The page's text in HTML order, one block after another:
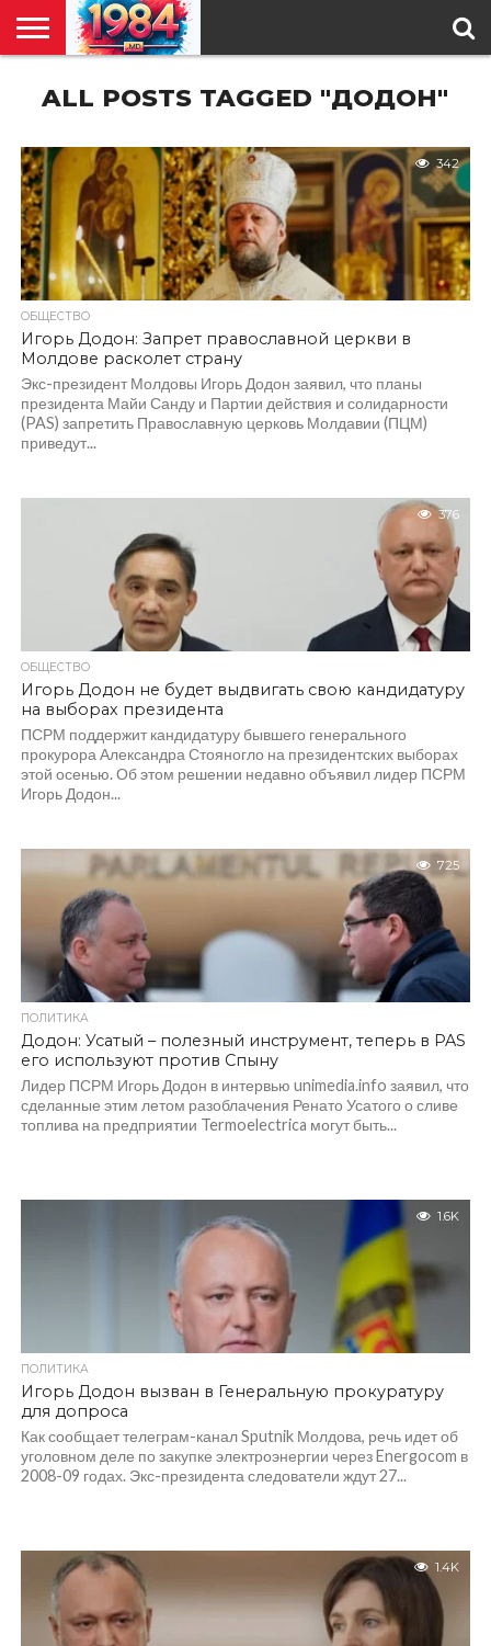
ПОЛИТИКА
ОБЩЕСТВО
РЕГИОНЫ
В
МИРЕ
КУЛЬТУРА
АНАЛИТИКА
О
НАС
СПЕЦПРОЕКТ
ALL POSTS TAGGED "ДОДОН"
342
ОБЩЕСТВО
Игорь Додон: Запрет православной церкви в
Молдове расколет страну
Экс-президент Молдовы Игорь Додон заявил, что планы
президента Майи Санду и Партии действия и солидарности
(PAS) запретить Православную церковь Молдавии (ПЦМ)
приведут...
376
ОБЩЕСТВО
Игорь Додон не будет выдвигать свою кандидатуру
на выборах президента
ПСРМ поддержит кандидатуру бывшего генерального
прокурора Александра Стояногло на президентских выборах
этой осенью. Об этом решении недавно объявил лидер ПСРМ
Игорь Додон...
725
ПОЛИТИКА
Додон: Усатый – полезный инструмент, теперь в PAS
его используют против Спыну
Лидер ПСРМ Игорь Додон в интервью unimedia.info заявил, что
сделанные этим летом разоблачения Ренато Усатого о сливе
топлива на предприятии Termoelectrica могут быть...
1.6K
ПОЛИТИКА
Игорь Додон вызван в Генеральную прокуратуру
для допроса
Как сообщает телеграм-канал Sputnik Молдова, речь идет об
уголовном деле по закупке электроэнергии через Energocom в
2008-09 годах. Экс-президента следователи ждут 27...
1.4K